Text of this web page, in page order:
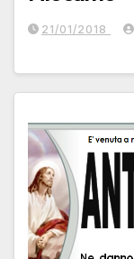
21/01/2018